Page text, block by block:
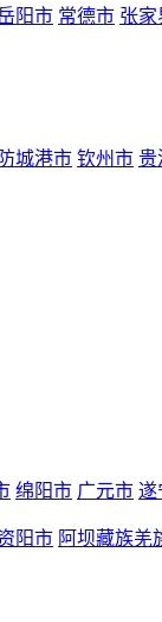
阳市 常德市 张家
防城港市 钦州市 贵
绵阳市 广元市 遂
阳市 阿坝藏族羌